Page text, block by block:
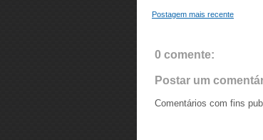
Postagem mais recente
0 comente:
Postar um
Comentários com fins